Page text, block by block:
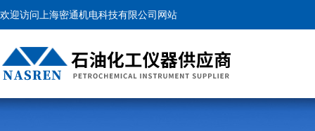
欢迎访问上海密通机电科技有限公司网站